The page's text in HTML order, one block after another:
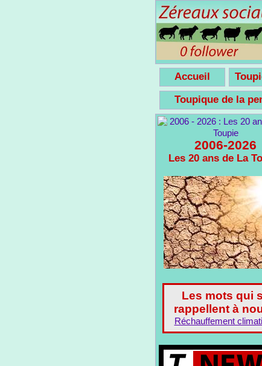
Accueil
Toupique de la
2006-2026
Les 20 ans de La
Les mots qui
rappellent à
Réchauffement